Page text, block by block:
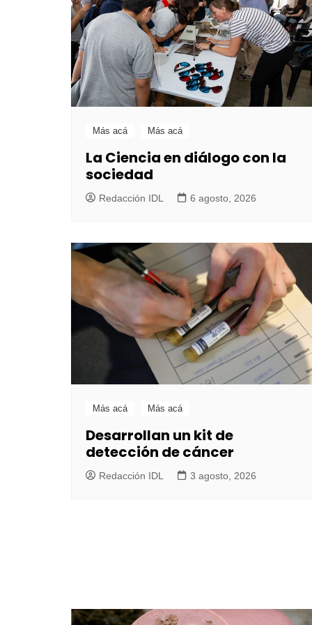
Más acá Más acá
La Ciencia en diálogo con la
sociedad
Redacción IDL 6 agosto, 2026
Más acá Más acá
Desarrollan un kit de
detección de cáncer
Redacción IDL 3 agosto, 2026